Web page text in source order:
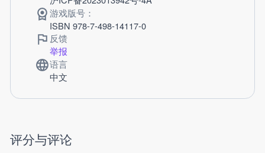
游戏版号：
ISBN 978-7-498-14117-0
反馈
举报
语言
中文
评分与评论